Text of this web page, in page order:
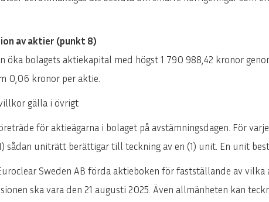
av aktier (punkt 8)
öka bolagets aktiekapital med högst 1 790 988,42 kronor
0,06 kronor per aktie.
gälla i övrigt
för aktieägarna i bolaget på avstämningsdagen. För
sådan uniträtt berättigar till teckning av en (1) unit. En unit
Sweden AB förda aktieboken för fastställande av
ska vara den 21 augusti 2025. Även allmänheten kan